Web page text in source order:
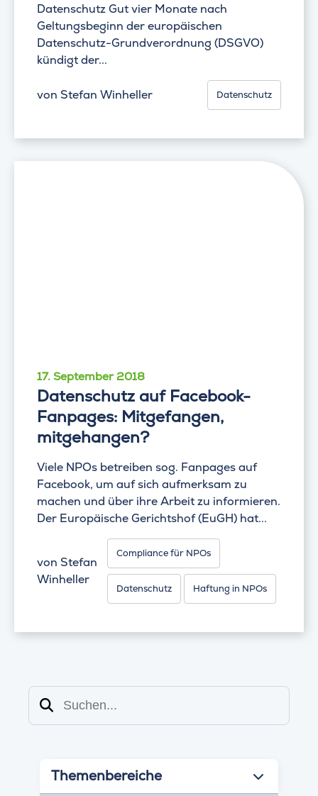
Datenschutz Gut vier Monate nach
Geltungsbeginn der europäischen
Datenschutz-Grundverordnung (DSGVO)
kündigt der...
von Stefan Winheller Datenschutz
17. September 2018
Datenschutz auf Facebook-
Fanpages: Mitgefangen,
mitgehangen?
Viele NPOs betreiben sog. Fanpages auf
Facebook, um auf sich aufmerksam zu
machen und über ihre Arbeit zu informieren.
Der Europäische Gerichtshof (EuGH) hat...
von Stefan
Winheller
Compliance für NPOs
Datenschutz Haftung in NPOs
Suchen
Themenbereiche